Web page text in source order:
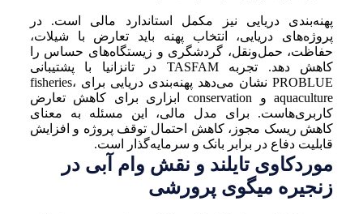
پهنه‌بندی دریایی نیز مکمل استاندارد مالی است. در
پروژه‌های دریایی، انتخاب پهنه باید تعارض با شیلات،
حفاظت، حمل‌ونقل، گردشگری و زیستگاه‌های حساس را
کاهش دهد. تجربه TASFAM در تانزانیا با پشتیبانی
PROBLUE نشان می‌دهد پهنه‌بندی دریایی برای fisheries،
aquaculture و conservation ابزاری برای کاهش تعارض
کاربری‌هاست. برای مدل مالی، این مسئله به معنای
کاهش ریسک مجوز، کاهش احتمال توقف پروژه و افزایش
قابلیت دفاع در برابر بانک و سرمایه‌گذار است.
موردکاوی تایلند و نقش وام آبی در
زنجیره میگوی پرورشی